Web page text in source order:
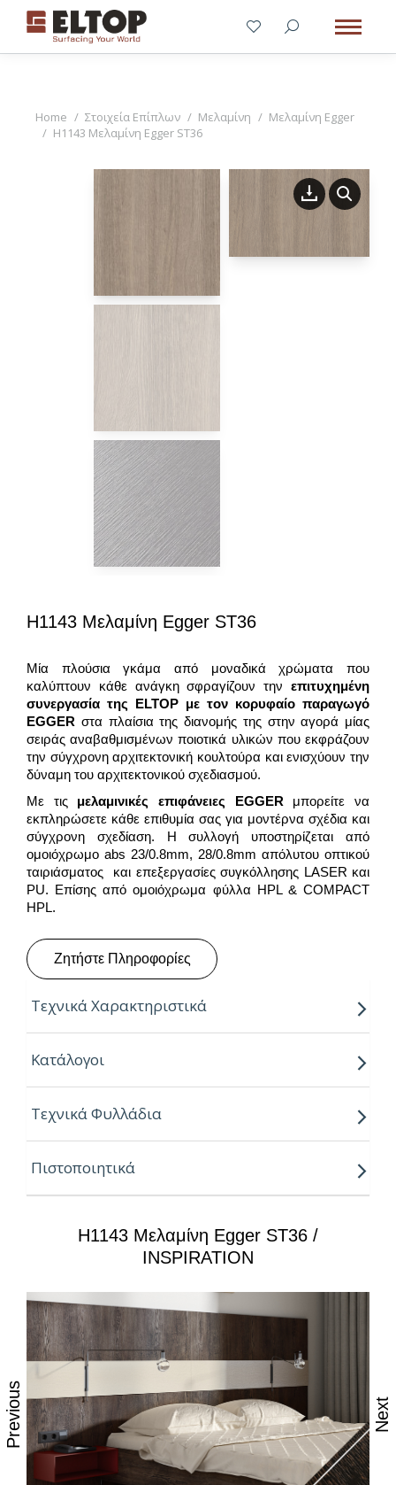
You are here:
Home Στοιχεία Επίπλων Μελαμίνη
Μελαμίνη Egger
H1143 Μελαμίνη Egger ST36
H1143 Μελαμίνη Egger ST36
Μία πλούσια γκάμα από μοναδικά χρώματα που
καλύπτουν κάθε ανάγκη σφραγίζουν την επιτυχημένη
συνεργασία της ELTOP με τον κορυφαίο παραγωγό
EGGER στα πλαίσια της διανομής της στην αγορά μίας
σειράς αναβαθμισμένων ποιοτικά υλικών που εκφράζουν
την σύγχρονη αρχιτεκτονική κουλτούρα και ενισχύουν την
δύναμη του αρχιτεκτονικού σχεδιασμού.
Με τις μελαμινικές επιφάνειες EGGER μπορείτε να
εκπληρώσετε κάθε επιθυμία σας για μοντέρνα σχέδια και
σύγχρονη σχεδίαση. Η συλλογή υποστηρίζεται από
ομοιόχρωμο abs 23/0.8mm, 28/0.8mm απόλυτου οπτικού
ταιριάσματος και επεξεργασίες συγκόλλησης LASER και
PU. Επίσης από ομοιόχρωμα φύλλα HPL & COMPACT
HPL.
Ζητήστε Πληροφορίες
Τεχνικά Χαρακτηριστικά
Παραγόμενο μήκος:
Παραγόμενο πλάτος:2.07m
Πάχος: 8,16,18,25mm
Ιδιότητες:
– Ανθεκτικότητα στη θερμότητα και τον ατμό
– Υψηλές αντοχές στη καθημερινή φθορά από τριβή,
κρούση & χάραξη
– Δυνατότητα εύκολου καθημερινού καθαρισμού
– Επιφάνεια απόλυτα υγιεινή
– Υψηλή αντοχή στον αποχρωματισμό και το
θάμπωμα
Κατάλογοι
Τεχνικά Φυλλάδια
Πιστοποιητικά
H1143 Μελαμίνη Egger ST36 /
INSPIRATION
Previous Next